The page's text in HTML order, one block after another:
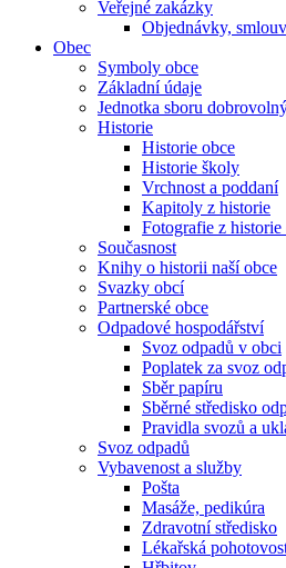
Veřejné zakázky
Objednávky,
Obec
Symboly obce
Základní údaje
Jednotka sboru
Historie
Historie obce
Historie školy
Vrchnost a poddaní
Kapitoly z historie
Fotografie z historie
Současnost
Knihy o historii naší obce
Svazky obcí
Partnerské obce
Odpadové hospodářství
Svoz odpadů v obci
Poplatek za svoz
Sběr papíru
Sběrné středisko
Pravidla svozů a
Svoz odpadů
Vybavenost a služby
Pošta
Masáže, pedikúra
Zdravotní středisko
Lékařská